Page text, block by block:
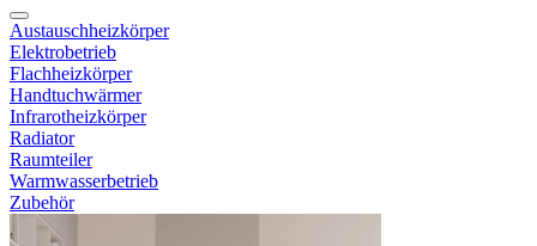
Austauschheizkörper
Elektrobetrieb
Flachheizkörper
Handtuchwärmer
Infrarotheizkörper
Radiator
Raumteiler
Warmwasserbetrieb
Zubehör